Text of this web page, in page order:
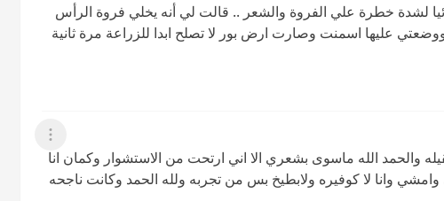
لشدة خطرة علي الفروة والشعر .. قالت لي أنه يخلي فروة الرأس
عليها اسمنت وصارت ارض بور لا تصلح ابدا للزراعة مرة ثانية
عرض القائمة
وثقيله والحمد الله ماسوى بشعري الا اني ارتحت من الاستشوار وكمان انا
وانا لا كوفيره ولابطيخ بس من تجربه ولله الحمد وكانت ناجحه